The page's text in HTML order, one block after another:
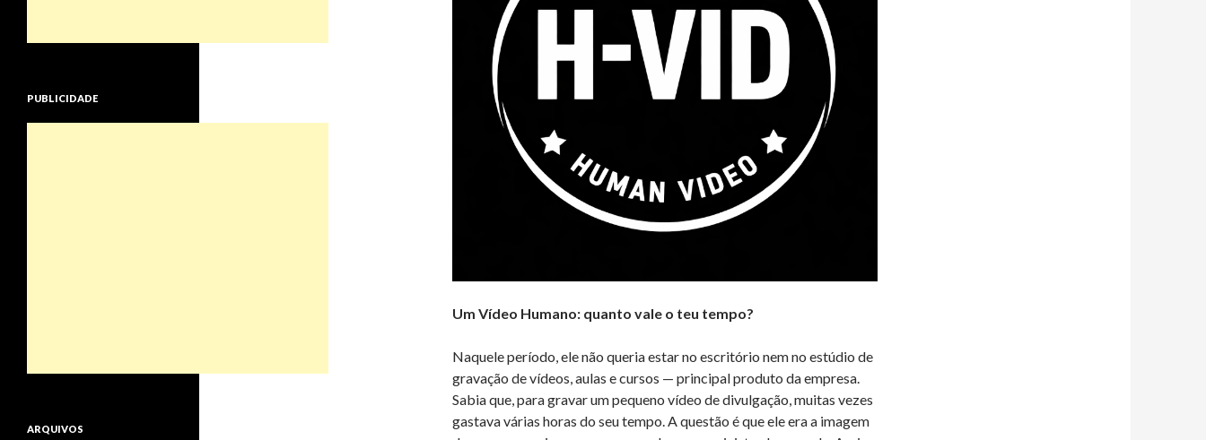
Um Vídeo Humano: quanto vale o teu tempo?
Naquele período, ele não queria estar no escritório nem no estúdio de
gravação de vídeos, aulas e cursos — principal produto da empresa.
Sabia que, para gravar um pequeno vídeo de divulgação, muitas vezes
gastava várias horas do seu tempo. A questão é que ele era a imagem
PUBLICIDADE
ARQUIVOS